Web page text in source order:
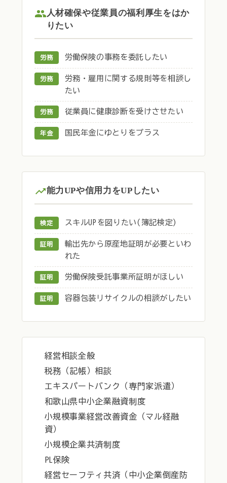
人材確保や従業員の福利厚生をはか
りたい
労務 労働保険の事務を委託したい
労務
労務・雇用に関する規則等を相談し
たい
労務 従業員に健康診断を受けさせたい
年金 国民年金にゆとりをプラス
能力UPや信用力をUPしたい
検定 スキルUPを図りたい(簿記検定)
証明
輸出先から原産地証明が必要といわ
れた
証明 労働保険受託事業所証明がほしい
証明 容器包装リサイクルの相談がしたい
経営相談全般
税務（記帳）相談
エキスパートバンク（専門家派遣）
和歌山県中小企業融資制度
小規模事業経営改善資金（マル経融
資）
小規模企業共済制度
PL保険
経営セーフティ共済（中小企業倒産防